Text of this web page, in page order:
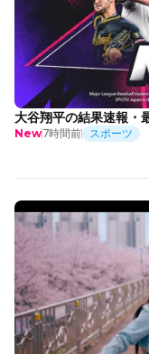
大谷翔平の結果速報・
New7時間前 スポーツ